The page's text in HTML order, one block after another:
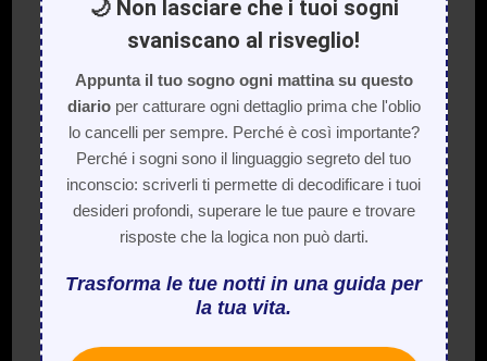
🌙 Non lasciare che i tuoi sogni
svaniscano al risveglio!
Appunta il tuo sogno ogni mattina su questo
diarioper catturare ogni dettaglio prima che l'oblio
lo cancelli per sempre. Perché è così importante?
Perché i sogni sono il linguaggio segreto del tuo
inconscio: scriverli ti permette di decodificare i tuoi
desideri profondi, superare le tue paure e trovare
risposte che la logica non può darti.
Trasforma le tue notti in una guida per
la tua vita.